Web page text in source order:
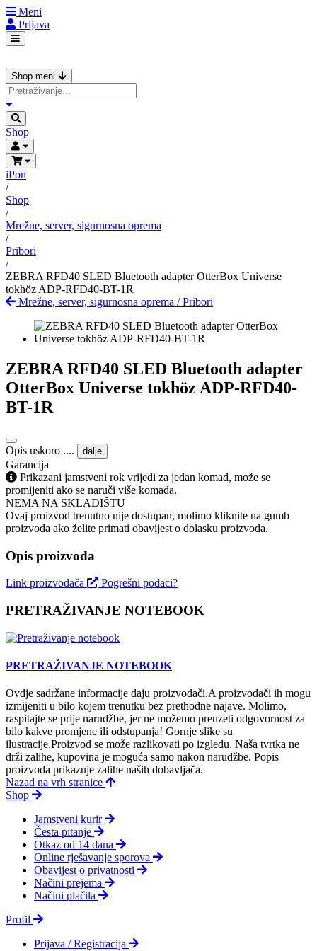
Meni
Prijava
Shop meni
Shop
iPon
/
Shop
/
Mrežne, server, sigurnosna oprema
/
Pribori
/
ZEBRA RFD40 SLED Bluetooth adapter OtterBox Universe
tokhöz ADP-RFD40-BT-1R
Mrežne, server, sigurnosna oprema /Pribori
ZEBRA RFD40 SLED Bluetooth adapter
OtterBox Universe tokhöz ADP-RFD40-
BT-1R
Opis uskoro .... dalje
Garancija
Prikazani jamstveni rok vrijedi za jedan komad, može se
promijeniti ako se naruči više komada.
NEMA NA SKLADIŠTU
Ovaj proizvod trenutno nije dostupan, molimo kliknite na gumb
proizvoda ako želite primati obavijest o dolasku proizvoda.
Opis proizvoda
Link proizvođača Pogrešni podaci?
PRETRAŽIVANJE NOTEBOOK
PRETRAŽIVANJE NOTEBOOK
Ovdje sadržane informacije daju proizvodači.A proizvodači ih mogu
izmijeniti u bilo kojem trenutku bez prethodne najave. Molimo,
raspitajte se prije narudžbe, jer ne možemo preuzeti odgovornost za
bilo kakve promjene ili odstupanja! Gornje slike su
ilustracije.Proizvod se može razlikovati po izgledu. Naša tvrtka ne
drži zalihe, kupovina je moguća samo nakon narudžbe. Popis
proizvoda prikazuje zalihe naših dobavljača.
Nazad na vrh stranice
Shop
Jamstveni kurir
Česta pitanje
Otkaz od 14 dana
Online rješavanje sporova
Obavijest o privatnosti
Načini prejema
Načini plačila
Profil
Prijava / Registracija